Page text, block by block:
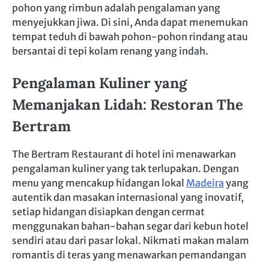
pohon yang rimbun adalah pengalaman yang
menyejukkan jiwa. Di sini, Anda dapat menemukan
tempat teduh di bawah pohon-pohon rindang atau
bersantai di tepi kolam renang yang indah.
Pengalaman Kuliner yang
Memanjakan Lidah: Restoran The
Bertram
The Bertram Restaurant di hotel ini menawarkan
pengalaman kuliner yang tak terlupakan. Dengan
menu yang mencakup hidangan lokal Madeira yang
autentik dan masakan internasional yang inovatif,
setiap hidangan disiapkan dengan cermat
menggunakan bahan-bahan segar dari kebun hotel
sendiri atau dari pasar lokal. Nikmati makan malam
romantis di teras yang menawarkan pemandangan